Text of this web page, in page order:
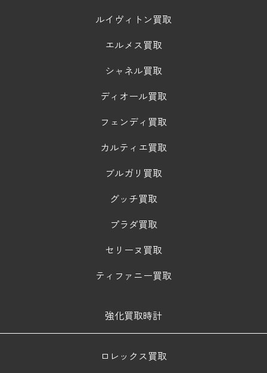
ルイヴィトン買取
エルメス買取
シャネル買取
ディオール買取
フェンディ買取
カルティエ買取
ブルガリ買取
グッチ買取
プラダ買取
セリーヌ買取
ティファニー買取
強化買取時計
ロレックス買取